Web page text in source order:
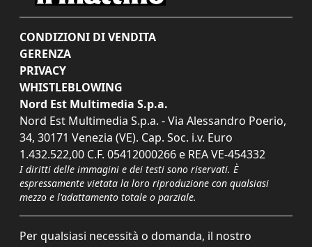
CONDIZIONI DI VENDITA
GERENZA
PRIVACY
WHISTLEBLOWING
Nord Est Multimedia S.p.a.
Nord Est Multimedia S.p.a. - Via Alessandro Poerio,
34, 30171 Venezia (VE). Cap. Soc. i.v. Euro
1.432.522,00 C.F. 05412000266 e REA VE-454332
I diritti delle immagini e dei testi sono riservati. È
espressamente vietata la loro riproduzione con qualsiasi
mezzo e l'adattamento totale o parziale.
Per qualsiasi necessità o domanda, il nostro